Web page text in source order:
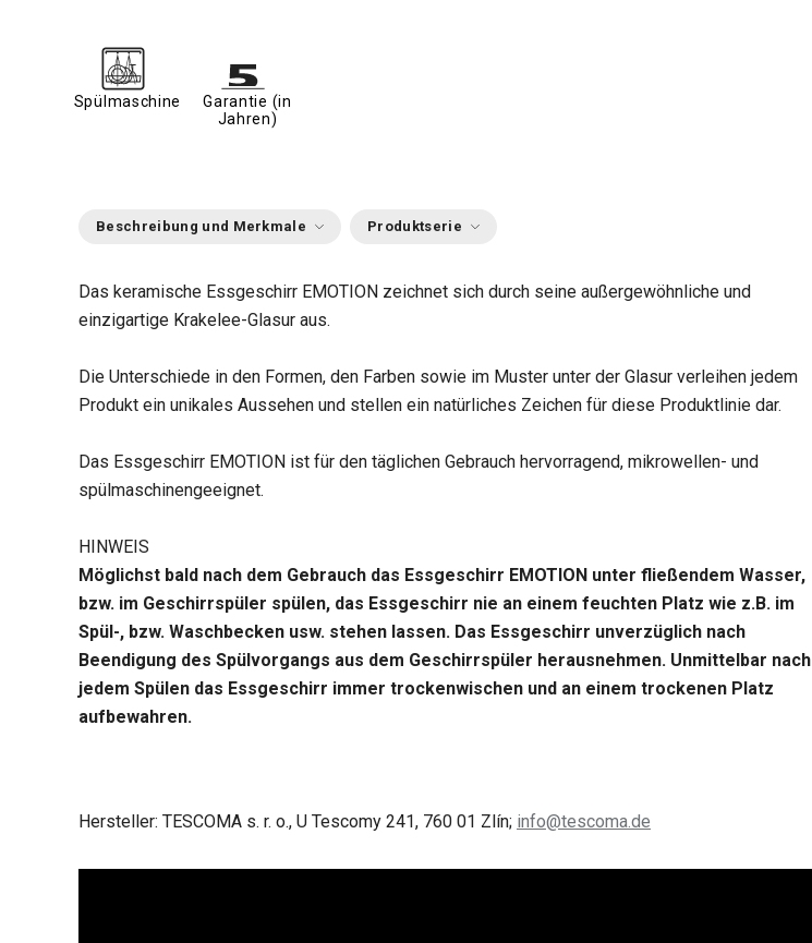
Spülmaschine
Garantie (in
Jahren)
Beschreibung und Merkmale Produktserie
Das keramische Essgeschirr EMOTION zeichnet sich durch seine außergewöhnliche und
einzigartige Krakelee-Glasur aus.
Die Unterschiede in den Formen, den Farben sowie im Muster unter der Glasur verleihen jedem
Produkt ein unikales Aussehen und stellen ein natürliches Zeichen für diese Produktlinie dar.
Das Essgeschirr EMOTION ist für den täglichen Gebrauch hervorragend, mikrowellen- und
spülmaschinengeeignet.
HINWEIS
Möglichst bald nach dem Gebrauch das Essgeschirr EMOTION unter fließendem Wasser,
bzw. im Geschirrspüler spülen, das Essgeschirr nie an einem feuchten Platz wie z.B. im
Spül-, bzw. Waschbecken usw. stehen lassen. Das Essgeschirr unverzüglich nach
Beendigung des Spülvorgangs aus dem Geschirrspüler herausnehmen. Unmittelbar nach
jedem Spülen das Essgeschirr immer trockenwischen und an einem trockenen Platz
aufbewahren.
Hersteller: TESCOMA s. r. o., U Tescomy 241, 760 01 Zlín; info@tescoma.de